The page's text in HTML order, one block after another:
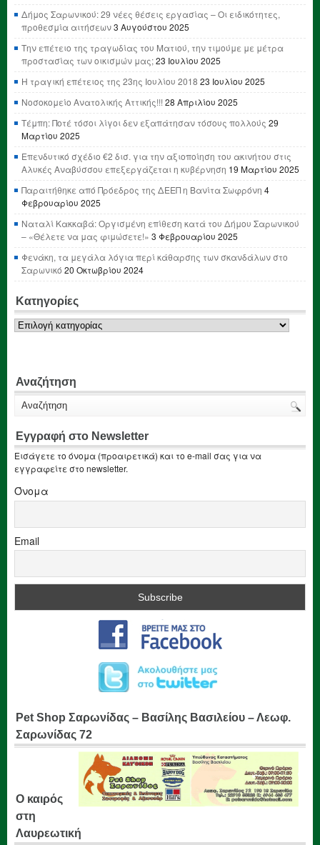
Δήμος Σαρωνικού: 29 νέες θέσεις εργασίας – Οι ειδικότητες,
προθεσμία αιτήσεων3 Αυγούστου 2025
Την επέτειο της τραγωδίας του Ματιού, την τιμούμε με μέτρα
προστασίας των οικισμών μας;23 Ιουλίου 2025
Η τραγική επέτειος της 23ης Ιουλίου 2018 23 Ιουλίου 2025
Νοσοκομείο Ανατολικής Αττικής!!! 28 Απριλίου 2025
Τέμπη: Ποτέ τόσοι λίγοι δεν εξαπάτησαν τόσους πολλούς 29
Μαρτίου 2025
Επενδυτικό σχέδιο €2 δισ. για την αξιοποίηση του ακινήτου στις
Αλυκές Αναβύσσου επεξεργάζεται η κυβέρνηση 19 Μαρτίου 2025
Παραιτήθηκε από Πρόεδρος της ΔΕΕΠ η Βανίτα Σωφρόνη 4
Φεβρουαρίου 2025
Ναταλί Κακκαβά: Οργισμένη επίθεση κατά του Δήμου Σαρωνικού
– «Θέλετε να μας φιμώσετε!» 3 Φεβρουαρίου 2025
Φενάκη, τα μεγάλα λόγια περί κάθαρσης των σκανδάλων στο
Σαρωνικό 20 Οκτωβρίου 2024
Κατηγορίες
Κατηγορίες
Αναζήτηση
Εγγραφή στο Newsletter
Εισάγετε το όνομα (προαιρετικά) και το e-mail σας για να
εγγραφείτε στο newsletter.
Όνομα
Email
Pet Shop Σαρωνίδας – Βασίλης Βασιλείου – Λεωφ.
Σαρωνίδας 72
Ο καιρός
στη
Λαυρεωτική